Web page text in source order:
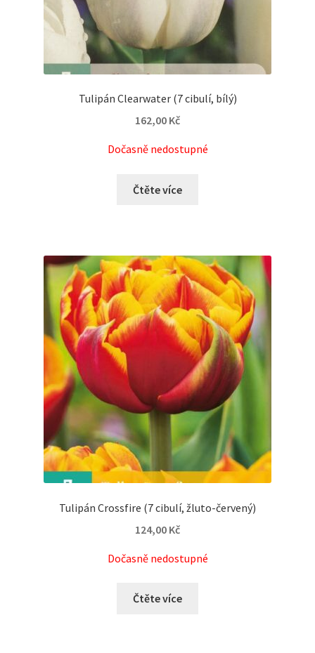
Tulipán Clearwater (7 cibulí, bílý)
162,00 Kč
Dočasně nedostupné
Čtěte více
Tulipán Crossfire (7 cibulí, žluto-červený)
124,00 Kč
Dočasně nedostupné
Čtěte více